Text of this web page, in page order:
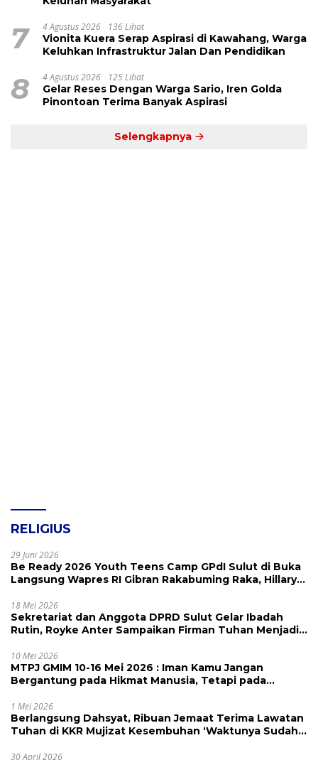
7 4 Agustus 2026 136 Lihat
Vionita Kuera Serap Aspirasi di Kawahang, Warga
Keluhkan Infrastruktur Jalan Dan Pendidikan
8 4 Agustus 2026 125 Lihat
Gelar Reses Dengan Warga Sario, Iren Golda
Pinontoan Terima Banyak Aspirasi
Selengkapnya
RELIGIUS
29 Juni 2026
Be Ready 2026 Youth Teens Camp GPdI Sulut di Buka
Langsung Wapres RI Gibran Rakabuming Raka, Hillary
18 Mei 2026
Sekretariat dan Anggota DPRD Sulut Gelar Ibadah
Rutin, Royke Anter Sampaikan Firman Tuhan Menjadi
10 Mei 2026
MTPJ GMIM 10-16 Mei 2026 : Iman Kamu Jangan
Bergantung pada Hikmat Manusia, Tetapi pada
1 Mei 2026
Berlangsung Dahsyat, Ribuan Jemaat Terima Lawatan
Tuhan di KKR Mujizat Kesembuhan ‘Waktunya Sudah
30 April 2026